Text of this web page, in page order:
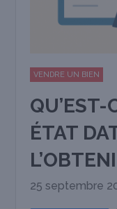
VENDRE UN BIEN
QU’EST-
ÉTAT
25 septembre